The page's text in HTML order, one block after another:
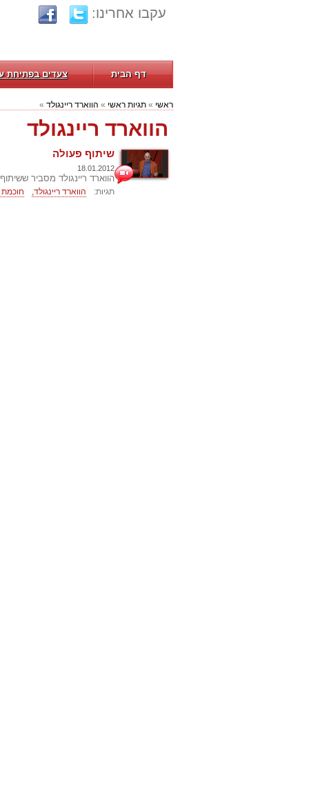
עקבו אחרינו:
דף הבית צעדים בפתיחת
ראשי » תגיות ראשי » הווארד ריינגולד »
הווארד ריינגולד
שיתוף פעולה
18.01.2012
הווארד ריינגולד מסביר
תגיות: הווארד ריינגולד, חוכמת